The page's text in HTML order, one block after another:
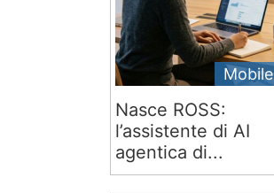
Mobile
Nasce ROSS:
l’assistente di AI
agentica di...